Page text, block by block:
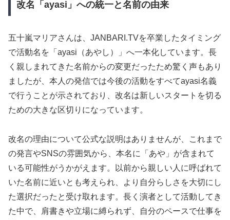
改名「ayasi」への統一と名前の由来
五十嵐マリアさんは、JANBARI.TVを卒業したタイミング
で活動名を「ayasi（あやし）」へ一本化しています。長
く親しまれてきた名前からの変更だったため驚く声もあり
ましたが、本人の発信では今後の活動をすべてayasi名義
で行うことが示されており、改名は新しいスタートを切る
ための大きな区切りになっています。
改名の理由について公式な説明はありませんが、これまで
の発言やSNSの雰囲気から、本名に「あや」が含まれて
いる可能性がうかがえます。以前から親しい人に呼ばれて
いた名前に近いとも考えられ、より自分らしさを大切にし
た選択だったと受け取れます。長く演者として活動してき
た中で、肩書きや立場に縛られず、自分のペースで仕事を